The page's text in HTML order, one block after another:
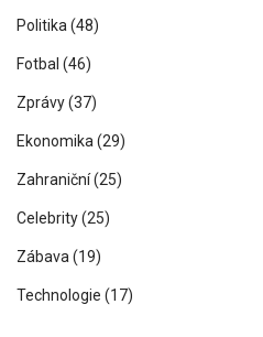
Politika(48)
Fotbal (46)
Zprávy(37)
Ekonomika(29)
Zahraniční(25)
Celebrity(25)
Zábava(19)
Technologie (17)